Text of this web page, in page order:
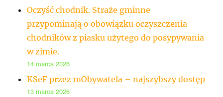
Oczyść chodnik. Straże gminne
przypominają o obowiązku oczyszczenia
chodników z piasku użytego do posypywania
w zimie.
14 marca 2026
KSeF przez mObywatela – najszybszy dostęp
13 marca 2026